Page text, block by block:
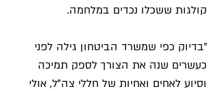
קולגות ששכלו נכדים במלחמה.
"בדיוק כפי שמשרד הביטחון גילה לפני
כעשרים שנה את הצורך לספק תמיכה
וסיוע לאחים ואחיות של חללי צה"ל, אולי